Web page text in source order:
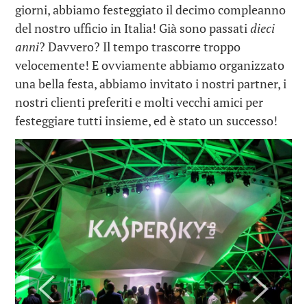
giorni, abbiamo festeggiato il decimo compleanno
del nostro ufficio in Italia! Già sono passatidieci
anni? Davvero? Il tempo trascorre troppo
velocemente! E ovviamente abbiamo organizzato
una bella festa, abbiamo invitato i nostri partner, i
nostri clienti preferiti e molti vecchi amici per
festeggiare tutti insieme, ed è stato un successo!